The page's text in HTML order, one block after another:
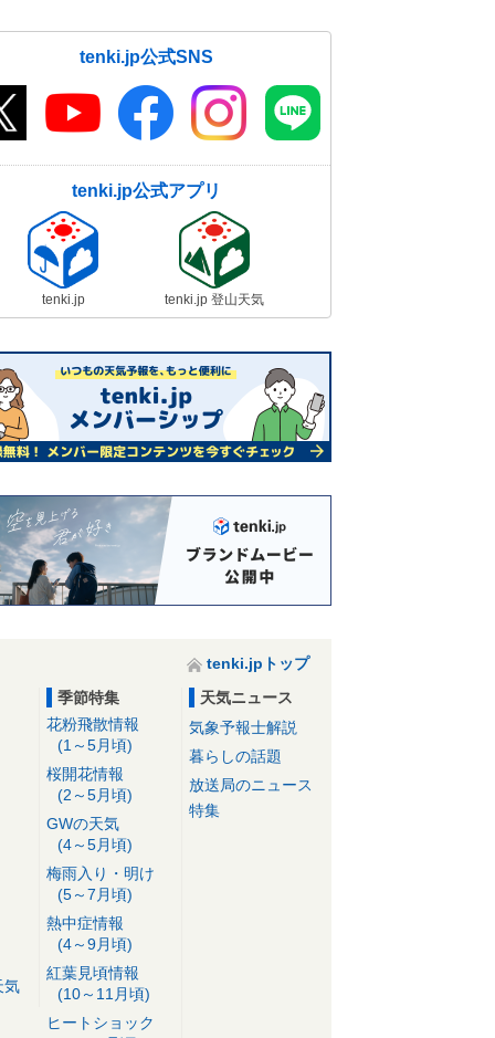
tenki.jp公式SNS
tenki.jp公式アプリ
tenki.jp tenki.jp 登山天気
tenki.jpトップ
気
季節特集
花粉飛散情報
(1～5月頃)
桜開花情報
(2～5月頃)
GWの天気
(4～5月頃)
梅雨入り・明け
(5～7月頃)
熱中症情報
(4～9月頃)
紅葉見頃情報
(10～11月頃)
ヒートショック
天気ニュース
気象予報士解説
暮らしの話題
放送局のニュース
特集